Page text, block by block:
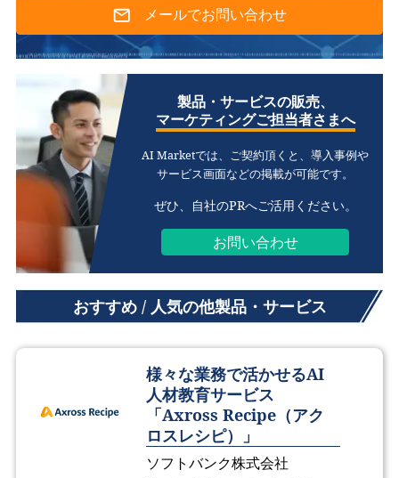
メールでお問い合わせ
製品・サービスの販売、
マーケティングご担当者さまへ
AI Marketでは、ご契約頂くと、導入事例や
サービス画面などの掲載が可能です。
ぜひ、自社のPRへご活用ください。
お問い合わせ
おすすめ / 人気の他製品・サービス
様々な業務で活かせるAI
人材教育サービス
「Axross Recipe（アク
ロスレシピ）」
ソフトバンク株式会社